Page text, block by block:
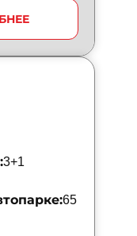
3+1
65